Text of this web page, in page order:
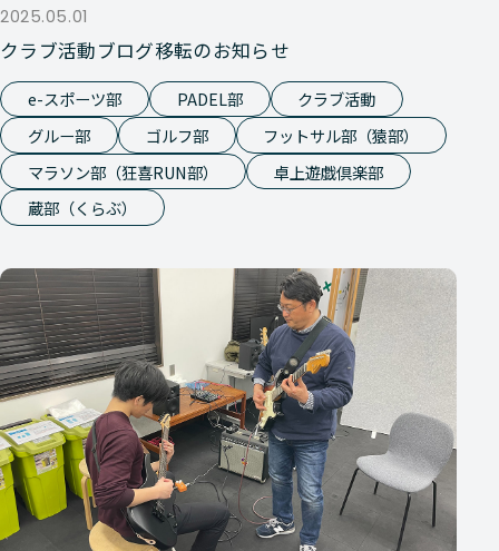
2025.05.01
クラブ活動ブログ移転のお知らせ
e-スポーツ部 PADEL部
クラブ活動
グルー部
ゴルフ部
フットサル部（猿部）
マラソン部（狂喜RUN部）
卓上遊戯倶楽部
蔵部（くらぶ）